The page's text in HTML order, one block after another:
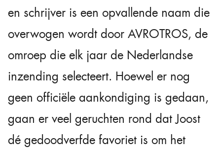
en schrijver is een opvallende naam die
overwogen wordt door AVROTROS, de
omroep die elk jaar de Nederlandse
inzending selecteert. Hoewel er nog
geen officiële aankondiging is gedaan,
gaan er veel geruchten rond dat Joost
dé gedoodverfde favoriet is om het